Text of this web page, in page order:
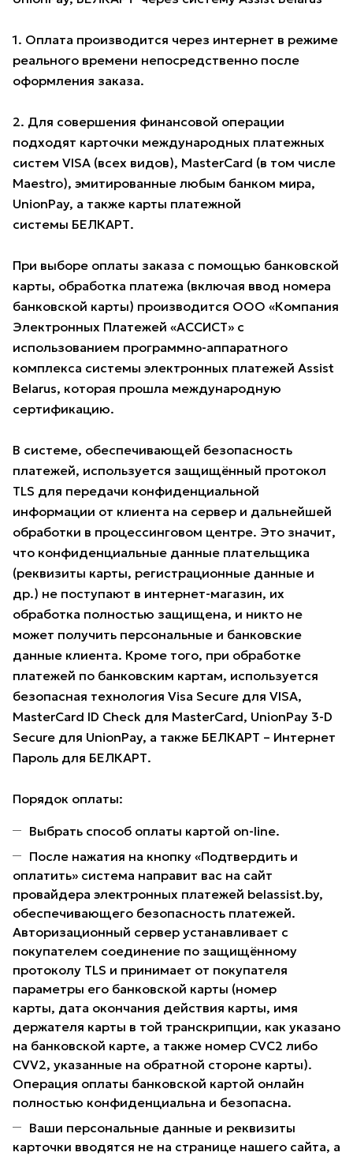
1. Оплата производится через интернет в режиме
реального времени непосредственно после
оформления заказа.
2. Для совершения финансовой операции
подходят карточки международных платежных
систем VISA (всех видов), MasterCard (в том числе
Maestro), эмитированные любым банком мира,
UnionPay, а также карты платежной
системы БЕЛКАРТ.
При выборе оплаты заказа с помощью банковской
карты, обработка платежа (включая ввод номера
банковской карты) производится ООО «Компания
Электронных Платежей «АССИСТ» с
использованием программно-аппаратного
комплекса системы электронных платежей Assist
Belarus, которая прошла международную
сертификацию.
В системе, обеспечивающей безопасность
платежей, используется защищённый протокол
TLS для передачи конфиденциальной
информации от клиента на сервер и дальнейшей
обработки в процессинговом центре. Это значит,
что конфиденциальные данные плательщика
(реквизиты карты, регистрационные данные и
др.) не поступают в интернет-магазин, их
обработка полностью защищена, и никто не
может получить персональные и банковские
данные клиента. Кроме того, при обработке
платежей по банковским картам, используется
безопасная технология Visa Secure для VISA,
MasterCard ID Check для MasterCard, UnionPay 3-D
Secure для UnionPay, а также БЕЛКАРТ – Интернет
Пароль для БЕЛКАРТ.
Порядок оплаты:
Выбрать способ оплаты картой on-line.
После нажатия на кнопку «Подтвердить и
оплатить» система направит вас на сайт
провайдера электронных платежей belassist.by,
обеспечивающего безопасность платежей.
Авторизационный сервер устанавливает с
покупателем соединение по защищённому
протоколу TLS и принимает от покупателя
параметры его банковской карты (номер
карты, дата окончания действия карты, имя
держателя карты в той транскрипции, как указано
на банковской карте, а также номер CVC2 либо
CVV2, указанные на обратной стороне карты).
Операция оплаты банковской картой онлайн
полностью конфиденциальна и безопасна.
Ваши персональные данные и реквизиты
карточки вводятся не на странице нашего сайта, а